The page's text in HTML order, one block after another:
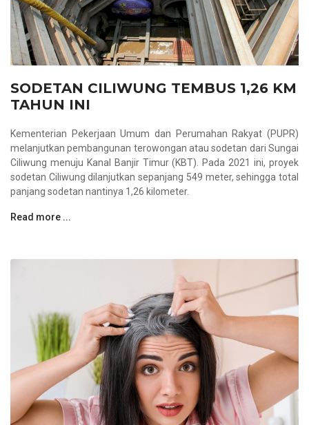
SODETAN CILIWUNG TEMBUS 1,26 KM
TAHUN INI
Kementerian Pekerjaan Umum dan Perumahan Rakyat (PUPR)
melanjutkan pembangunan terowongan atau sodetan dari Sungai
Ciliwung menuju Kanal Banjir Timur (KBT). Pada 2021 ini, proyek
sodetan Ciliwung dilanjutkan sepanjang 549 meter, sehingga total
panjang sodetan nantinya 1,26 kilometer.
Read more ...